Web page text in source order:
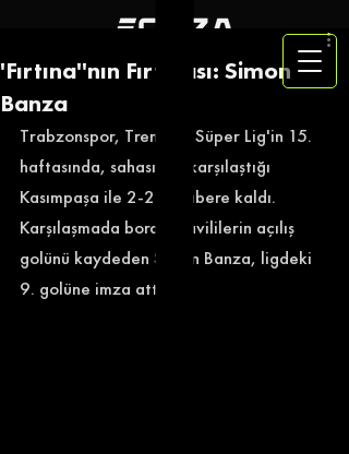
'Fırtına''nın Fırtınası: Simon
Banza
Trabzonspor, Trendyol Süper Lig'in 15.
haftasında, sahasında karşılaştığı
Kasımpaşa ile 2-2 berabere kaldı.
Karşılaşmada bordo mavililerin açılış
golünü kaydeden Simon Banza, ligdeki
9. golüne imza attı.